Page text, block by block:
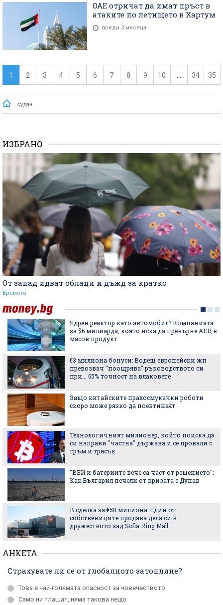
ОАЕ отричат да имат пръст в
атаките по летището в Хартум
преди 3 месеца
1 2 3 4 5 6 7 8 9 10 34 35
судан
ИЗБРАНО
От запад идват облаци и дъжд за кратко
Времето
Ядрен реактор като автомобил? Компанията
за $6 милиарда, която иска да превърне АЕЦ в
масов продукт
€3 милиона бонуси: Водещ европейски жп
превозвач "поощрява" ръководството си
при... 65% точност на влаковете
Защо китайските прахосмукачки роботи
скоро може рязко да поевтинеят
Технологичният милионер, който поиска да
си направи "частна" държава и се провали с
гръм и трясък
"ВЕИ и батериите вече са част от решението":
Как България печели от кризата с Дунав
В сделка за €50 милиона: Един от
собствениците продава дела си в
дружеството зад Sofia Ring Mall
АНКЕТА
Страхувате ли се от глобалното затопляне?
Това е най-голямата опасност за човечеството
Само ни плашат, няма такова нещо